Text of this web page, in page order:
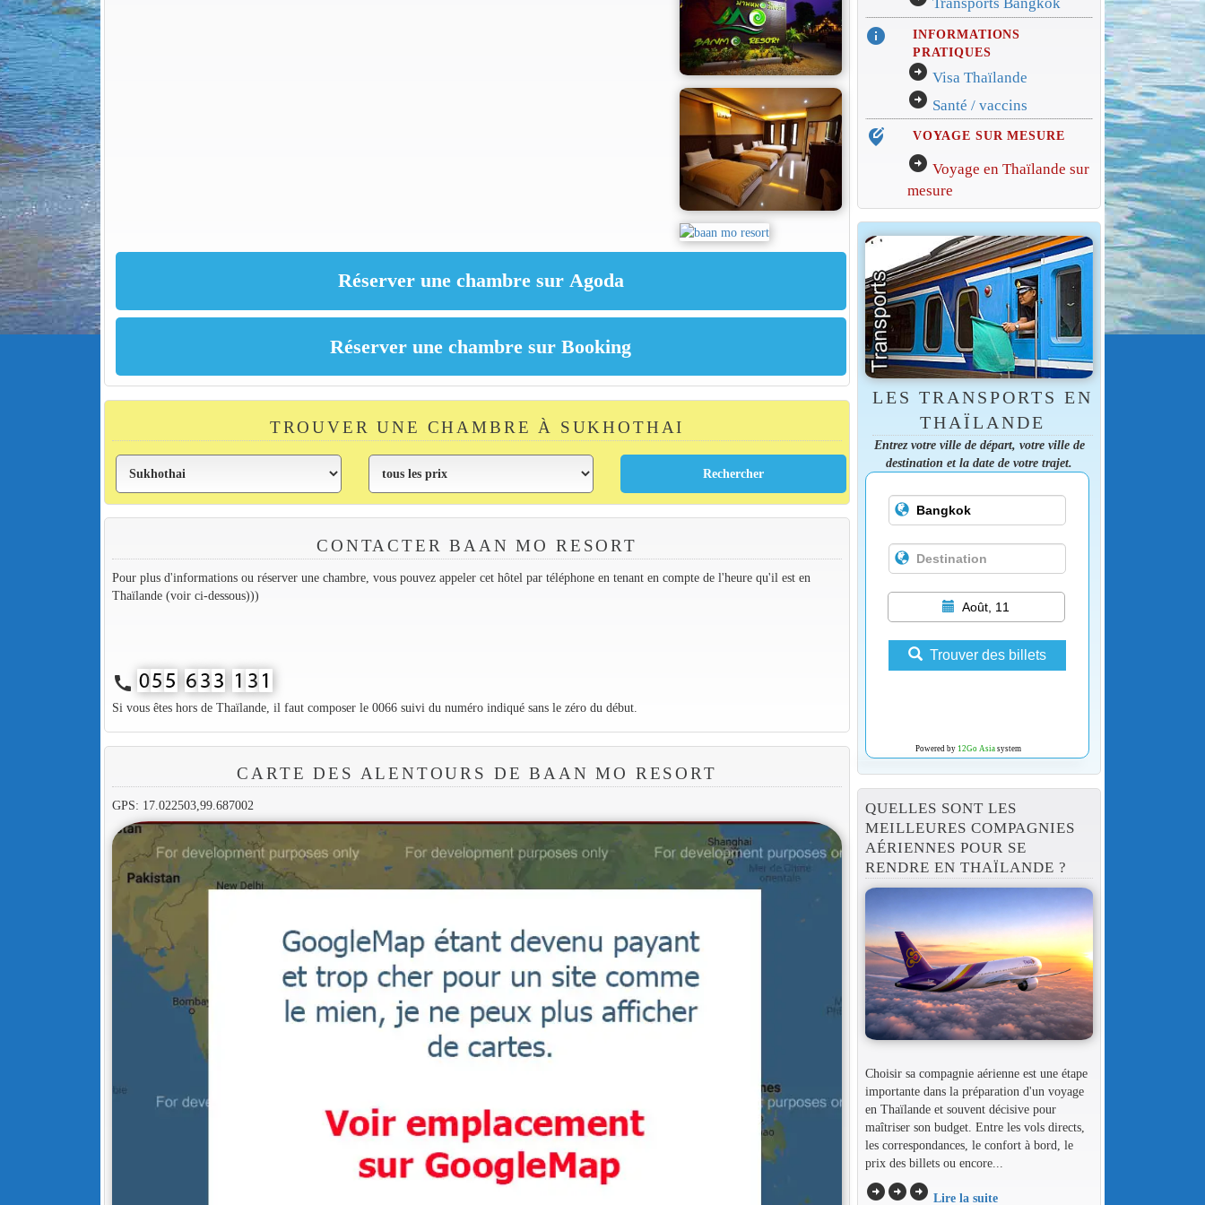
TROUVER UNE CHAMBRE À SUKHOTHAI
CONTACTER BAAN MO RESORT
Pour plus d'informations ou réserver une chambre, vous pouvez appeler cet hôtel par téléphone en tenant en compte de l'heure qu'il est en
Thaïlande (voir ci-dessous)))
call
Si vous êtes hors de Thaïlande, il faut composer le 0066 suivi du numéro indiqué sans le zéro du début.
CARTE DES ALENTOURS DE BAAN MO RESORT
GPS: 17.022503,99.687002
Transports Bangkok
info
INFORMATIONS
PRATIQUES
arrow_circle_right Visa Thaïlande
arrow_circle_right Santé / vaccins
edit_location_alt VOYAGE SUR MESURE
arrow_circle_right Voyage en Thaïlande sur
mesure
LES TRANSPORTS EN
THAÏLANDE
Entrez votre ville de départ, votre ville de
destination et la date de votre trajet.
Août, 11
Trouver des billets
Powered by 12Go Asiasystem
QUELLES SONT LES
MEILLEURES COMPAGNIES
AÉRIENNES POUR SE
RENDRE EN THAÏLANDE ?
Choisir sa compagnie aérienne est une étape
importante dans la préparation d'un voyage
en Thaïlande et souvent décisive pour
maîtriser son budget. Entre les vols directs,
les correspondances, le confort à bord, le
prix des billets ou encore...
arrow_circle_rightarrow_circle_rightarrow_circle_right Lire la suite